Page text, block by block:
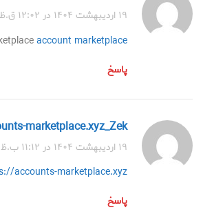
۱۹ اردیبهشت ۱۴۰۴ در ۱۲:۰۲ ق.ظ
account marketplace
پاسخ
marketplace.xyz_Zek
۱۹ اردیبهشت ۱۴۰۴ در ۱۱:۱۲ ب.ظ
accounts-marketplace.xyz
پاسخ